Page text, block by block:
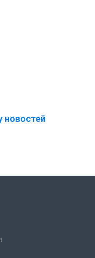
новостей